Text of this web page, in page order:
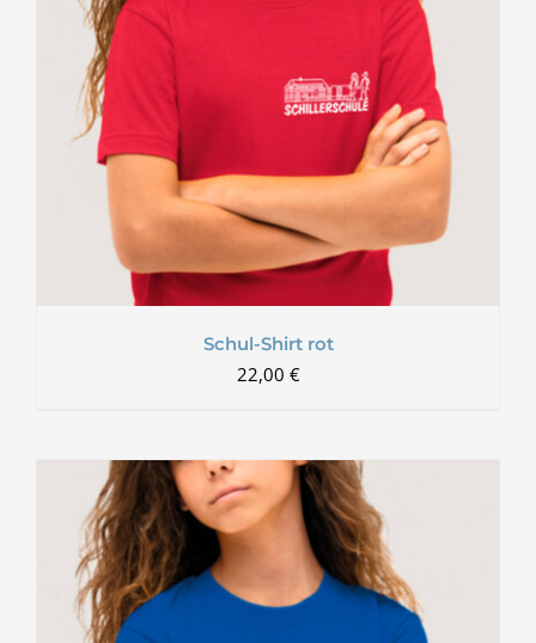
Schul-Shirt rot
22,00 €